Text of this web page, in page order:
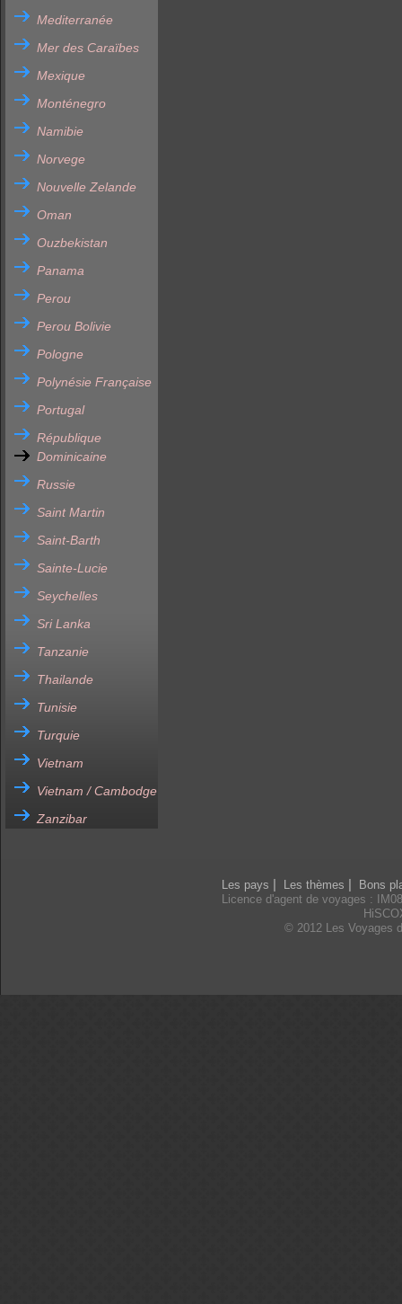
Mediterranée
Mer des Caraïbes
Mexique
Monténegro
Namibie
Norvege
Nouvelle Zelande
Oman
Ouzbekistan
Panama
Perou
Perou Bolivie
Pologne
Polynésie Française
Portugal
République
Dominicaine
Russie
Saint Martin
Saint-Barth
Sainte-Lucie
Seychelles
Sri Lanka
Tanzanie
Thailande
Tunisie
Turquie
Vietnam
Vietnam / Cambodge
Zanzibar
Les pays Les thèmes
Bons
Licence d'agent de voyages :
© 2012 Les Voyages